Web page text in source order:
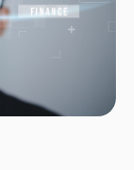
간”이다. 그는
지금 사용하는
입할 수 있듯이,
감이 있는 세계를
버스는 한 회사가 만들
위해 페이스북도
축해야 한다고
건설하게 될